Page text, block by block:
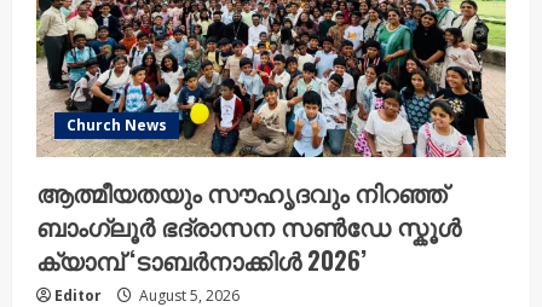
Church News
ആത്മീയതയും സൗഹൃദവും നിറഞ്ഞ്
ബാംഗ്ലൂർ ഭദ്രാസന സൺഡേ സ്കൂൾ
ക്യാമ്പ് ‘ടാബർനാക്കിൾ 2026’
Editor August 5, 2026